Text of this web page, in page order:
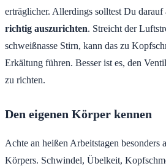
erträglicher. Allerdings solltest Du darauf
richtig auszurichten. Streicht der
schweißnasse Stirn, kann das zu
Erkältung führen. Besser ist es, den
zu richten.
Den eigenen Körper kennen
Achte an heißen Arbeitstagen besonders
Körpers. Schwindel, Übelkeit,